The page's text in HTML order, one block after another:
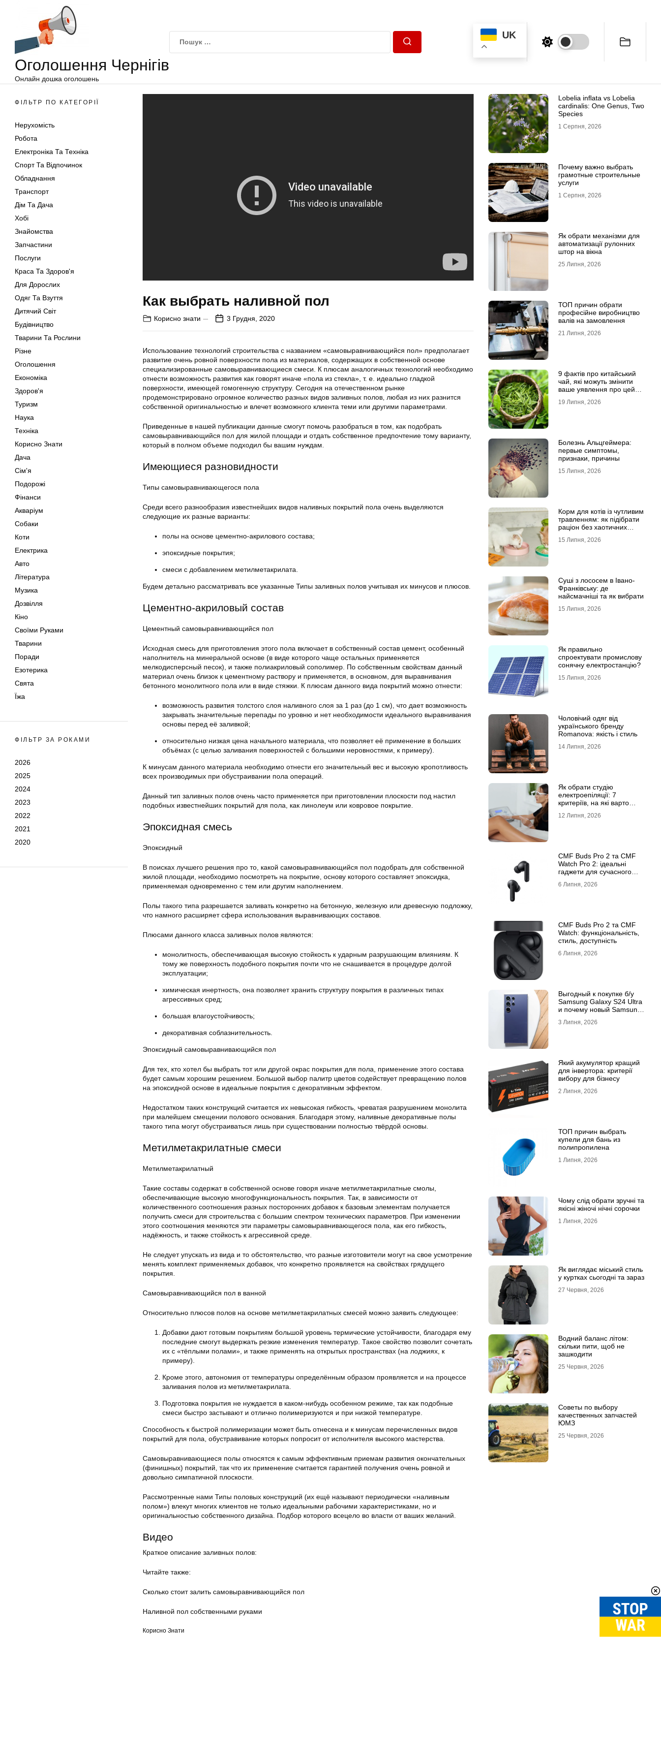
Оголошення Чернігів
Онлайн дошка оголошень
UK
ФІЛЬТР ПО КАТЕГОРІЇ
Нерухомість
Робота
Електроніка Та Техніка
Спорт Та Відпочинок
Обладнання
Транспорт
Дім Та Дача
Хобі
Знайомства
Запчастини
Послуги
Краса Та Здоров'я
Для Дорослих
Одяг Та Взуття
Дитячий Світ
Будівництво
Тварини Та Рослини
Різне
Оголошення
Економіка
Здоров'я
Туризм
Наука
Техніка
Корисно Знати
Дача
Сім'я
Подорожі
Фінанси
Акваріум
Собаки
Коти
Електрика
Авто
Література
Музика
Дозвілля
Кіно
Своїми Руками
Тварини
Поради
Езотерика
Свята
Їжа
ФІЛЬТР ЗА РОКАМИ
2026
2025
2024
2023
2022
2021
2020
Как выбрать наливной пол
Корисно знати 3 Грудня, 2020
Использование технологий строительства с названием «самовыравнивающийся пол» предполагает
развитие очень ровной поверхности пола из материалов, содержащих в собственной основе
специализированные самовыравнивающиеся смеси. К плюсам аналогичных технологий необходимо
отнести возможность развития как говорят иначе «пола из стекла», т. е. идеально гладкой
поверхности, имеющей гомогенную структуру. Сегодня на отечественном рынке
продемонстрировано огромное количество разных видов заливных полов, любая из них разнится
собственной оригинальностью и влечет возможного клиента теми или другими параметрами.
Приведенные в нашей публикации данные смогут помочь разобраться в том, как подобрать
самовыравнивающийся пол для жилой площади и отдать собственное предпочтение тому варианту,
который в полном объеме подходил бы вашим нуждам.
Имеющиеся разновидности
Типы самовыравнивающегося пола
Среди всего разнообразия известнейших видов наливных покрытий пола очень выделяются
следующие их разные варианты:
полы на основе цементно-акрилового состава;
эпоксидные покрытия;
смеси с добавлением метилметакрилата.
Будем детально рассматривать все указанные Типы заливных полов учитывая их минусов и плюсов.
Цементно-акриловый состав
Цементный самовыравнивающийся пол
Исходная смесь для приготовления этого пола включает в собственный состав цемент, особенный
наполнитель на минеральной основе (в виде которого чаще остальных применяется
мелкодисперсный песок), и также полиакриловый сополимер. По собственным свойствам данный
материал очень близок к цементному раствору и применяется, в основном, для выравнивания
бетонного монолитного пола или в виде стяжки. К плюсам данного вида покрытий можно отнести:
возможность развития толстого слоя наливного слоя за 1 раз (до 1 см), что дает возможность
закрывать значительные перепады по уровню и нет необходимости идеального выравнивания
основы перед её заливкой;
относительно низкая цена начального материала, что позволяет её применение в больших
объёмах (с целью заливания поверхностей с большими неровностями, к примеру).
К минусам данного материала необходимо отнести его значительный вес и высокую кропотливость
всех производимых при обустраивании пола операций.
Данный тип заливных полов очень часто применяется при приготовлении плоскости под настил
подобных известнейших покрытий для пола, как линолеум или ковровое покрытие.
Эпоксидная смесь
Эпоксидный
В поисках лучшего решения про то, какой самовыравнивающийся пол подобрать для собственной
жилой площади, необходимо посмотреть на покрытие, основу которого составляет эпоксидка,
применяемая одновременно с тем или другим наполнением.
Полы такого типа разрешается заливать конкретно на бетонную, железную или древесную подложку,
что намного расширяет сфера использования выравнивающих составов.
Плюсами данного класса заливных полов являются:
монолитность, обеспечивающая высокую стойкость к ударным разрушающим влияниям. К
тому же поверхность подобного покрытия почти что не снашивается в процедуре долгой
эксплуатации;
химическая инертность, она позволяет хранить структуру покрытия в различных типах
агрессивных сред;
большая влагоустойчивость;
декоративная соблазнительность.
Эпоксидный самовыравнивающийся пол
Для тех, кто хотел бы выбрать тот или другой окрас покрытия для пола, применение этого состава
будет самым хорошим решением. Большой выбор палитр цветов содействует превращению полов
на эпоксидной основе в идеальные покрытия с декоративным эффектом.
Недостатком таких конструкций считается их невысокая гибкость, чреватая разрушением монолита
при малейшем смещении полового основания. Благодаря этому, наливные декоративные полы
такого типа могут обустраиваться лишь при существовании полностью твёрдой основы.
Метилметакрилатные смеси
Метилметакрилатный
Такие составы содержат в собственной основе говоря иначе метилметакрилатные смолы,
обеспечивающие высокую многофункциональность покрытия. Так, в зависимости от
количественного соотношения разных посторонних добавок к базовым элементам получается
получить смеси для строительства с большим спектром технических параметров. При изменении
этого соотношения меняются эти параметры самовыравнивающегося пола, как его гибкость,
надёжность, и также стойкость к агрессивной среде.
Не следует упускать из вида и то обстоятельство, что разные изготовители могут на свое усмотрение
менять комплект применяемых добавок, что конкретно проявляется на свойствах грядущего
покрытия.
Самовыравнивающийся пол в ванной
Относительно плюсов полов на основе метилметакрилатных смесей можно заявить следующее:
Добавки дают готовым покрытиям большой уровень термические устойчивости, благодаря ему
последние смогут выдержать резкие изменения температур. Такое свойство позволит сочетать
их с «тёплыми полами», и также применять на открытых пространствах (на лоджиях, к
примеру).
Кроме этого, автономия от температуры определённым образом проявляется и на процессе
заливания полов из метилметакрилата.
Подготовка покрытия не нуждается в каком-нибудь особенном режиме, так как подобные
смеси быстро застывают и отлично полимеризуются и при низкой температуре.
Способность к быстрой полимеризации может быть отнесена и к минусам перечисленных видов
покрытий для пола, обустравивание которых попросит от исполнителя высокого мастерства.
Самовыравнивающиеся полы относятся к самым эффективным приемам развития окончательных
(финишных) покрытий, так что их применение считается гарантией получения очень ровной и
довольно симпатичной плоскости.
Рассмотренные нами Типы половых конструкций (их ещё называют периодически «наливным
полом») влекут многих клиентов не только идеальными рабочими характеристиками, но и
оригинальностью собственного дизайна. Подбор которого всецело во власти от ваших желаний.
Видео
Краткое описание заливных полов:
Читайте также:
Сколько стоит залить самовыравнивающийся пол
Наливной пол собственными руками
Корисно Знати
Lobelia inflata vs Lobelia
cardinalis: One Genus, Two
Species
1 Серпня, 2026
Почему важно выбрать
грамотные строительные
услуги
1 Серпня, 2026
Як обрати механізми для
автоматизації рулонних
штор на вікна
25 Липня, 2026
ТОП причин обрати
професійне виробництво
валів на замовлення
21 Липня, 2026
9 фактів про китайський
чай, які можуть змінити
ваше уявлення про цей
19 Липня, 2026
Болезнь Альцгеймера:
первые симптомы,
признаки, причины
15 Липня, 2026
Корм для котів із чутливим
травленням: як підібрати
раціон без хаотичних
15 Липня, 2026
Суші з лососем в Івано-
Франківську: де
найсмачніші та як вибрати
15 Липня, 2026
Як правильно
спроектувати промислову
сонячну електростанцію?
15 Липня, 2026
Чоловічий одяг від
українського бренду
Romanova: якість і стиль
14 Липня, 2026
Як обрати студію
електроепіляції: 7
критеріїв, на які варто
12 Липня, 2026
CMF Buds Pro 2 та CMF
Watch Pro 2: ідеальні
гаджети для сучасного
6 Липня, 2026
CMF Buds Pro 2 та CMF
Watch: функціональність,
стиль, доступність
6 Липня, 2026
Выгодный к покупке б/у
Samsung Galaxy S24 Ultra
и почему новый Samsung
лучшим
3 Липня, 2026
Який акумулятор кращий
для інвертора: критерії
вибору для бізнесу
2 Липня, 2026
ТОП причин выбрать
купели для бань из
полипропилена
1 Липня, 2026
Чому слід обрати зручні та
якісні жіночі нічні сорочки
1 Липня, 2026
Як виглядає міський стиль
у куртках сьогодні та зараз
27 Червня, 2026
Водний баланс літом:
скільки пити, щоб не
зашкодити
25 Червня, 2026
Советы по выбору
качественных запчастей
ЮМЗ
25 Червня, 2026